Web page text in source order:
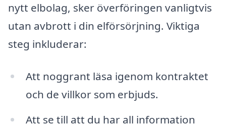
nytt elbolag, sker överföringen vanligtvis
utan avbrott i din elförsörjning. Viktiga
steg inkluderar:
Att noggrant läsa igenom kontraktet
och de villkor som erbjuds.
Att se till att du har all information